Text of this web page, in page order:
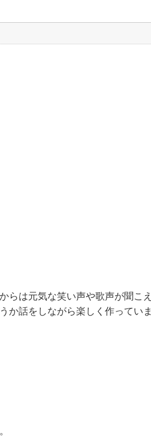
らは元気な笑い声や歌声が聞こえ
か話をしながら楽しく作っていま